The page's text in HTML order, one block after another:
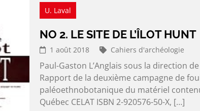
U. Laval
NO 2. LE SITE DE L’ÎLOT HUNT
1 août 2018 Cahiers d'archéologie
Paul-Gaston L’Anglais sous la direction
Rapport de la deuxième campagne de
paléoethnobotanique du matériel
Québec CELAT ISBN 2-920576-50-X, […]